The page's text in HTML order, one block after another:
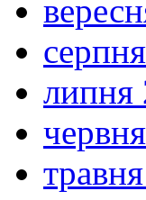
липня